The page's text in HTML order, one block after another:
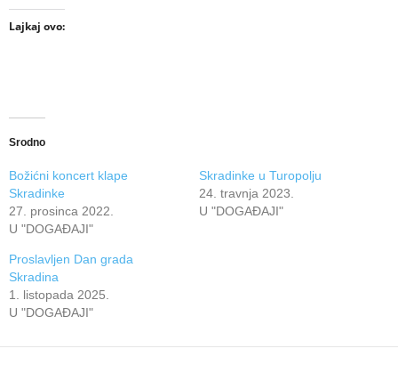
Lajkaj ovo:
Srodno
Božićni koncert klape
Skradinke
27. prosinca 2022.
U "DOGAĐAJI"
Skradinke u Turopolju
24. travnja 2023.
U "DOGAĐAJI"
Proslavljen Dan grada
Skradina
1. listopada 2025.
U "DOGAĐAJI"